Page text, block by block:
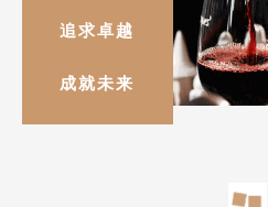
追求卓越
成就未来